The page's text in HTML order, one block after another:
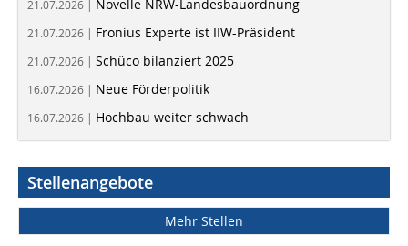
21.07.2026 | Novelle NRW-Landesbauordnung
21.07.2026 | Fronius Experte ist IIW-Präsident
21.07.2026 | Schüco bilanziert 2025
16.07.2026 | Neue Förderpolitik
16.07.2026 | Hochbau weiter schwach
Stellenangebote
Mehr Stellen